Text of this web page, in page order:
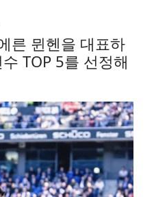
른 뮌헨을 대표하
TOP 5를 선정해